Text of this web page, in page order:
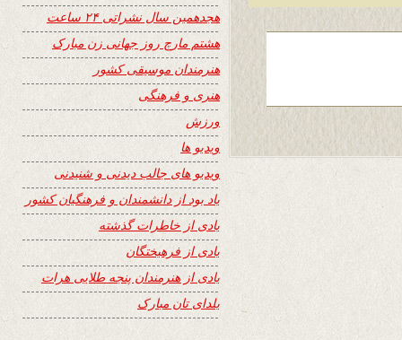
هجدهمین سال نشراتی ۲۴ ساعت
هشتم مارچ روز جهانی زن مبارک
هنرمندان موسیقی کشور
هنری و فرهنگی
ورزش
ویدیو ها
ویدیو های جالب دیدنی و شنیدنی
یاد بود از دانشمندان و فرهنگیان کشور
یادی از خاطرات گذشته
یادی از فرهیختگان
یادی از هنرمندان پنجه طلایی هرات
یلدای تان مبارک